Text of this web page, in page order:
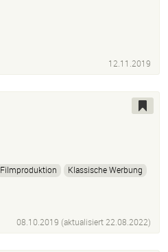
12.11.2019
Filmproduktion
Klassische Werbung
08.10.2019 (aktualisiert22.08.2022)